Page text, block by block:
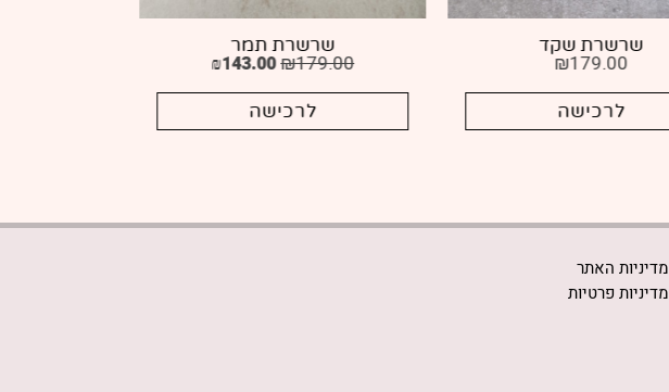
שרשרת תמר
₪179.00
143.00
לרכישה
שרשרת נעם
₪149.00
לרכישה
מדיניות האתר
מדיניות פרטיות